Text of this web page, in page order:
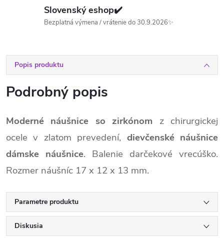
Slovenský eshop✔️
Bezplatná výmena / vrátenie do 30.9.2026✨
Popis produktu
Podrobný popis
Moderné náušnice so zirkónom z chirurgickej
ocele v zlatom prevedení, dievčenské náušnice
dámske náušnice. Balenie darčekové vrecúško.
Rozmer náušníc 17 x 12 x 13 mm.
Parametre produktu
Diskusia